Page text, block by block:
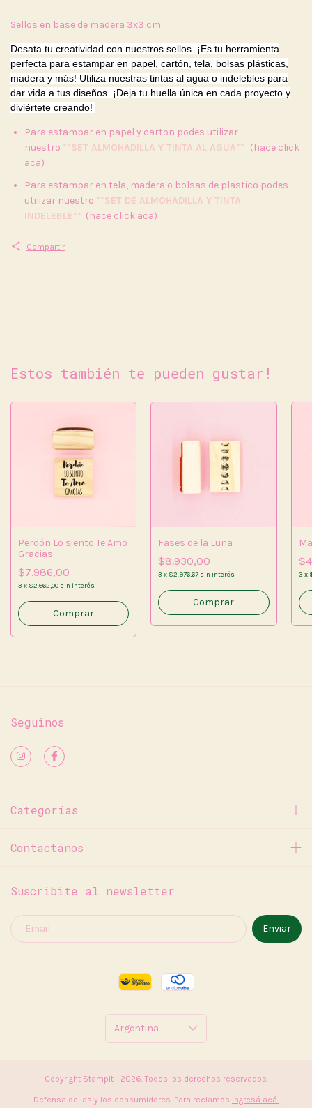
Sellos en base de madera 3x3 cm
Desata tu creatividad con nuestros sellos. ¡Es tu herramienta
perfecta para estampar en papel, cartón, tela, bolsas plásticas,
madera y más! Utiliza nuestras tintas al agua o indelebles para
dar vida a tus diseños. ¡Deja tu huella única en cada proyecto y
diviértete creando!
Para estampar en papel y carton podes utilizar
nuestro **SET ALMOHADILLA Y TINTA AL AGUA** (hace click
aca)
Para estampar en tela, madera o bolsas de plastico podes
utilizar nuestro **SET DE ALMOHADILLA Y TINTA
INDELEBLE** (hace click aca)
Compartir
Estos también te pueden gustar!
Perdón Lo siento Te Amo
Gracias
$7.986,00
3 x $2.662,00 sin interés
Fases de la Luna
$8.930,00
3 x $2.976,67 sin interés 3 x
Seguinos
Categorías
Contactános
Suscribite al newsletter
Copyright Stampit - 2026. Todos los derechos reservados.
Defensa de las y los consumidores. Para reclamos ingresá acá.